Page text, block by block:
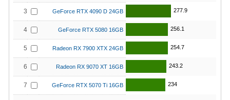
3 GeForce RTX 4090 D 24GB 277.9
4 GeForce RTX 5080 16GB 256.1
5 Radeon RX 7900 XTX 24GB 254.7
6 Radeon RX 9070 XT 16GB 243.2
7 GeForce RTX 5070 Ti 16GB 234